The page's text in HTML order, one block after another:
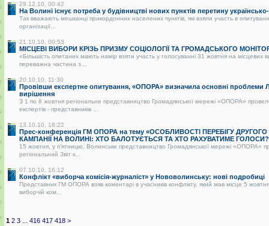
29.12.10, 00:42
На Волині існує потреба у будівництві нових пунктів перетину
Так вважають мешканці прикордонних населених пунктів, які взяли участь в
організації...
21.10.10, 00:53
МІСЦЕВІ ВИБОРИ КРІЗЬ ПРИЗМУ СОЦІОЛОГІЇ ТА ГРОМАДСЬКОГО
«Більшість опитаних мають намір взяти участь у голосуванні 31 жовтня на місцевих
переважна частина з...
20.10.10, 11:30
Провівши експертне опитування, «ОПОРА» визначила основні проблеми
вирішення
З 1 по 8 жовтня регіональне представництво Громадянської мережі «ОПОРА»
експертів - представників ...
13.10.10, 18:22
Прес-конференція ГМ ОПОРА на тему «ОСОБЛИВОСТІ ПЕРЕБІГУ
КАМПАНІЇ НА ВОЛИНІ: ХТО БАЛОТУЄТЬСЯ ТА ХТО РАХУВАТИМЕ
15 жовтня, у п’ятницю, Волинське представництво Громадянської мережі «ОПОРА»
регіональний Звіт к...
07.10.10, 16:12
Конфлікт «виборча комісія-журналіст» у Нововолинську: нові подробиці
Представник ГМ ОПОРА взяв коментарі в учасників конфлікту, який мав місце 5 жовтня
виборчій ком...
1 2 3 416 417 418 >